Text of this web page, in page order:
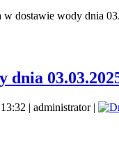
w dostawie wody dnia
| administrator|